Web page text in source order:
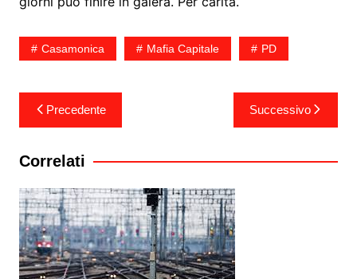
Casamonica Mafia Capitale PD
Navigazione
articoli
Precedente Successivo
Correlati